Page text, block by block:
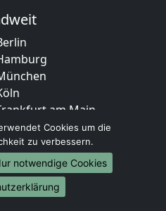
am Main
Cookies um die
zu verbessern.
notwendige Cookies